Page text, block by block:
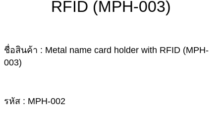
RFID (MPH-003)
ชื่อสินค้า : Metal name card holder with RFID (MPH-
003)
รหัส : MPH-002